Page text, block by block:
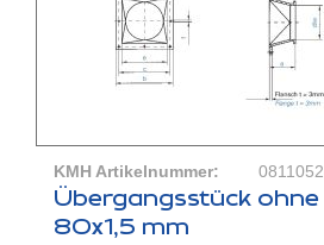
KMH Artikelnummer:
Übergangsstück ohne
80x1,5 mm